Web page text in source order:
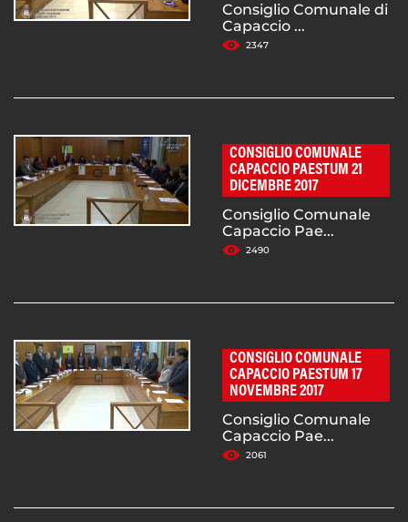
Consiglio Comunale di
Capaccio ...
2347
CONSIGLIO COMUNALE
CAPACCIO PAESTUM 21
DICEMBRE 2017
Consiglio Comunale
Capaccio Pae...
2490
CONSIGLIO COMUNALE
CAPACCIO PAESTUM 17
NOVEMBRE 2017
Consiglio Comunale
Capaccio Pae...
2061